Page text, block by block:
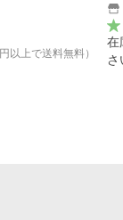
円以上で送料無料）
在
さ